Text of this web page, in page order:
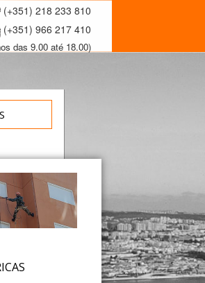
(+351) 218 233 810
(+351) 966 217 410
das 9.00 até 18.00)